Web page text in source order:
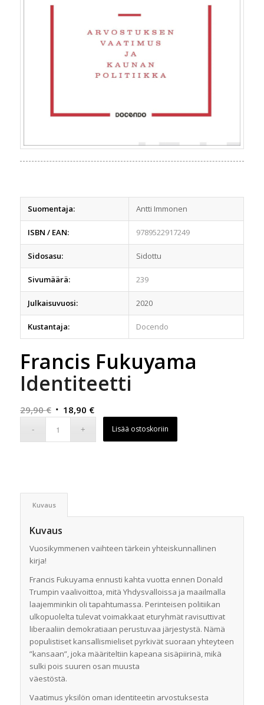
Suomentaja: Antti Immonen
ISBN / EAN: 9789522917249
Sidosasu: Sidottu
Sivumäärä: 239
Julkaisuvuosi: 2020
Kustantaja: Docendo
Francis Fukuyama
Identiteetti
29,90€ Alkuperäinen
18,90 €Nykyinen
hinta
on:
Lisää ostoskoriin
Kuvaus
Kuvaus
Vuosikymmenen vaihteen tärkein yhteiskunnallinen
kirja!
Francis Fukuyama ennusti kahta vuotta ennen Donald
Trumpin vaalivoittoa, mitä Yhdysvalloissa ja maailmalla
laajemminkin oli tapahtumassa. Perinteisen politiikan
ulkopuolelta tulevat voimakkaat eturyhmät ravisuttivat
liberaaliin demokratiaan perustuvaa järjestystä. Nämä
populistiset kansallismieliset pyrkivät suoraan yhteyteen
”kansaan”, joka määriteltiin kapeana sisäpiirinä, mikä
sulki pois suuren osan muusta
väestöstä.
Vaatimus yksilön oman identiteetin arvostuksesta